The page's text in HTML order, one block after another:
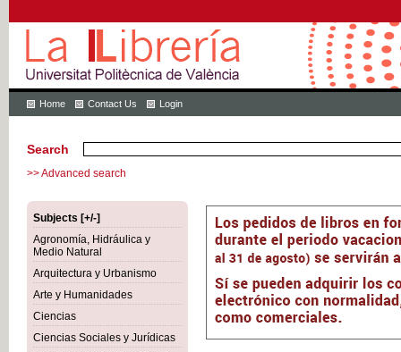
Home Contact Us Login
Search
>> Advanced search
Subjects [+/-]
Agronomía, Hidráulica y
Medio Natural
Arquitectura y Urbanismo
Arte y Humanidades
Ciencias
Ciencias Sociales y Jurídicas